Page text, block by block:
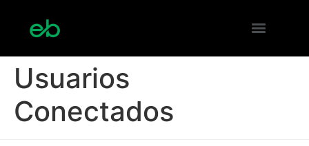
Usuarios
Conectados